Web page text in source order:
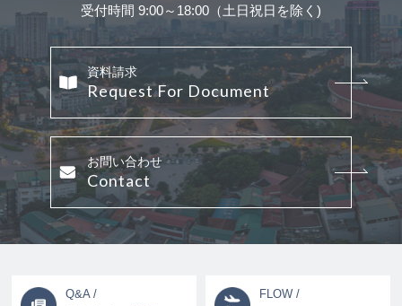
受付時間 9:00～18:00（土日祝日を除く)
資料請求
Request For Document
お問い合わせ
Contact
Q&A / FLOW /